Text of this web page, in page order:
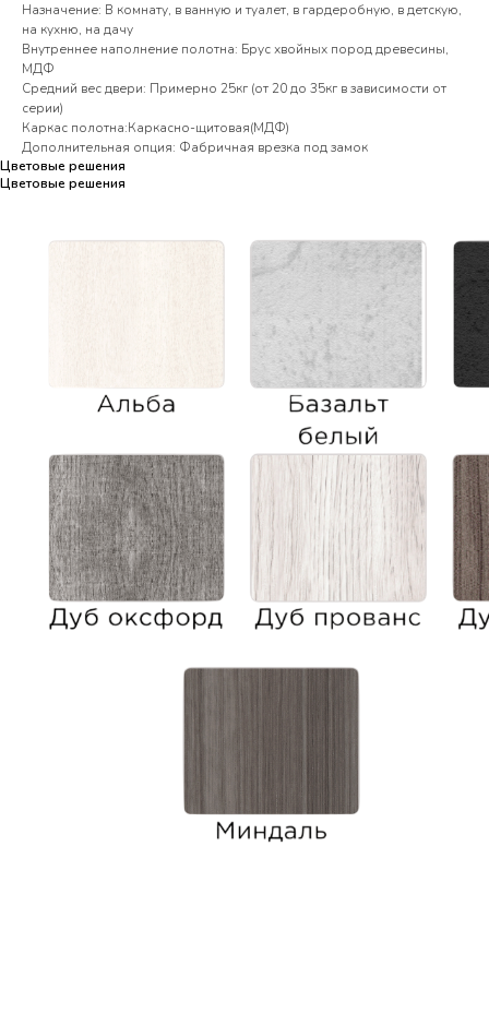
Назначение: В комнату, в ванную и туалет, в гардеробную, в детскую,
на кухню, на дачу
Внутреннее наполнение полотна: Брус хвойных пород древесины,
МДФ
Средний вес двери: Примерно 25кг (от 20 до 35кг в зависимости от
серии)
Каркас полотна:Каркасно-щитовая(МДФ)
Дополнительная опция: Фабричная врезка под замок
Цветовые решения
Цветовые решения